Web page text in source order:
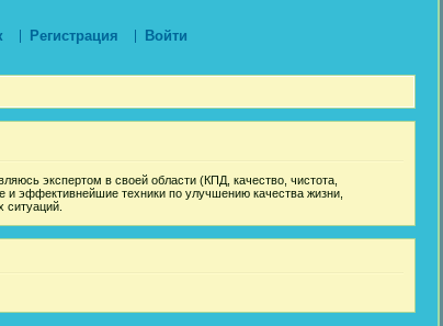
Регистрация Войти
экспертом в своей области (КПД, качество, чистота,
эффективнейшие техники по улучшению качества жизни,
ситуаций.